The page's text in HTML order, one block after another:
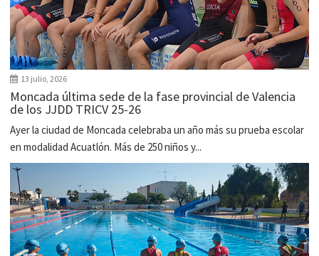
13 julio, 2026
Moncada última sede de la fase provincial de Valencia
de los JJDD TRICV 25-26
Ayer la ciudad de Moncada celebraba un año más su prueba escolar
en modalidad Acuatlón. Más de 250 niños y...